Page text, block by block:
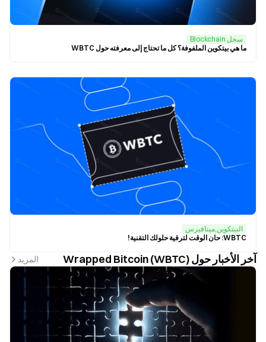
سجل Blockchain
ما هي بيتكوين الملفوفة؟ كل ما تحتاج إلى معرفته حول WBTC
البيتكوين,ميتافيرس
WBTC: حان الوقت لترقية حلولك التقنية!
آخر الأخبار حول Wrapped Bitcoin (WBTC) المزيد